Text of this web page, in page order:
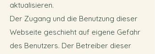
aktualisieren.
Der Zugang und die Benutzung dieser
Webseite geschieht auf eigene Gefahr
des Benutzers. Der Betreiber dieser